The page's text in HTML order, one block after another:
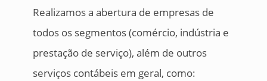
Realizamos a abertura de empresas de
todos os segmentos (comércio, indústria e
prestação de serviço), além de outros
serviços contábeis em geral, como: